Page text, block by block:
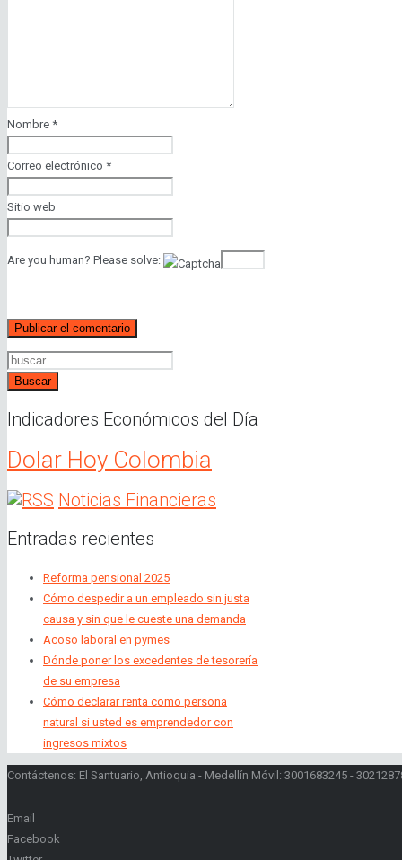
Nombre *
Correo electrónico *
Sitio web
Are you human? Please solve:
Buscar
Indicadores Económicos del Día
Dolar Hoy Colombia
Noticias Financieras
Entradas recientes
Reforma pensional 2025
Cómo despedir a un empleado sin justa
causa y sin que le cueste una demanda
Acoso laboral en pymes
Dónde poner los excedentes de tesorería
de su empresa
Cómo declarar renta como persona
natural si usted es emprendedor con
ingresos mixtos
Contáctenos: El Santuario, Antioquia - Medellín Móvil: 3001683245 -
Email
Facebook